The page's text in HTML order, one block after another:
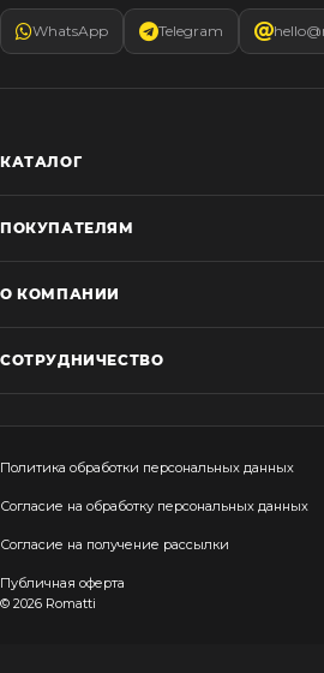
WhatsApp Telegram
КАТАЛОГ
ПОКУПАТЕЛЯМ
О КОМПАНИИ
СОТРУДНИЧЕСТВО
Политика обработки персональных данных
Согласие на обработку персональных данных
Согласие на получение рассылки
Публичная оферта
© 2026 Romatti